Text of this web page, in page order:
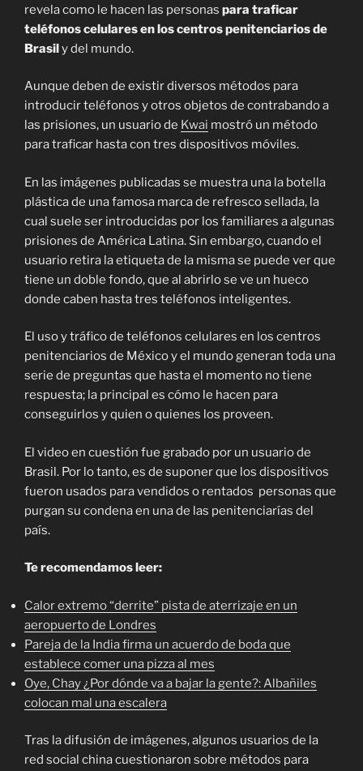
revela como le hacen las personas para traficar
teléfonos celulares en los centros penitenciarios de
Brasily del mundo.
Aunque deben de existir diversos métodos para
introducir teléfonos y otros objetos de contrabando a
las prisiones, un usuario de Kwai mostró un método
para traficar hasta con tres dispositivos móviles.
En las imágenes publicadas se muestra una la botella
plástica de una famosa marca de refresco sellada, la
cual suele ser introducidas por los familiares a algunas
prisiones de América Latina. Sin embargo, cuando el
usuario retira la etiqueta de la misma se puede ver que
tiene un doble fondo, que al abrirlo se ve un hueco
donde caben hasta tres teléfonos inteligentes.
El uso y tráfico de teléfonos celulares en los centros
penitenciarios de México y el mundo generan toda una
serie de preguntas que hasta el momento no tiene
respuesta; la principal es cómo le hacen para
conseguirlos y quien o quienes los proveen.
El video en cuestión fue grabado por un usuario de
Brasil. Por lo tanto, es de suponer que los dispositivos
fueron usados para vendidos o rentados personas que
purgan su condena en una de las penitenciarías del
país.
Te recomendamos leer:
Calor extremo “derrite” pista de aterrizaje en un
aeropuerto de Londres
Pareja de la India firma un acuerdo de boda que
establece comer una pizza al mes
Oye, Chay ¿Por dónde va a bajar la gente?: Albañiles
colocan mal una escalera
Tras la difusión de imágenes, algunos usuarios de la
red social china cuestionaron sobre métodos para